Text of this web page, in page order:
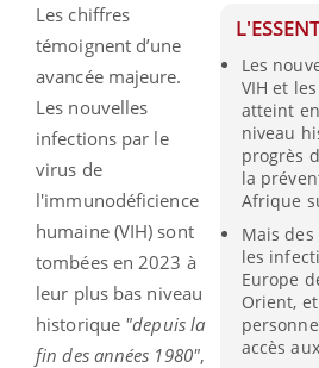
Les
VIH et
atteint
niveau
progrès
la
Afrique
Mais
les
Europe
Orient,
accès
Les chiffres
témoignent d’une
avancée majeure.
Les nouvelles
infections par le
virus de
l'immunodéficience
humaine (VIH) sont
tombées en 2023 à
leur plus bas niveau
historique "depuis la
fin des années 1980",